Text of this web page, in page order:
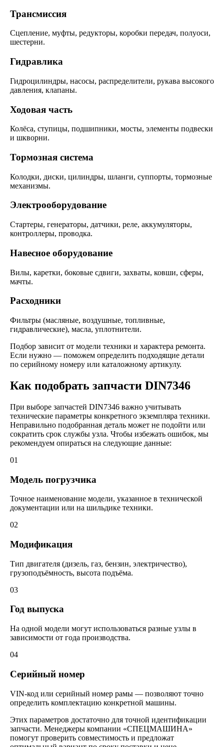
Трансмиссия
Сцепление, муфты, редукторы, коробки передач, полуоси,
шестерни.
Гидравлика
Гидроцилиндры, насосы, распределители, рукава высокого
давления, клапаны.
Ходовая часть
Колёса, ступицы, подшипники, мосты, элементы подвески
и шкворни.
Тормозная система
Колодки, диски, цилиндры, шланги, суппорты, тормозные
механизмы.
Электрооборудование
Стартеры, генераторы, датчики, реле, аккумуляторы,
контроллеры, проводка.
Навесное оборудование
Вилы, каретки, боковые сдвиги, захваты, ковши, сферы,
мачты.
Расходники
Фильтры (масляные, воздушные, топливные,
гидравлические), масла, уплотнители.
Подбор зависит от модели техники и характера ремонта.
Если нужно — поможем определить подходящие детали
по серийному номеру или каталожному артикулу.
Как подобрать запчасти DIN7346
При выборе запчастей DIN7346 важно учитывать
технические параметры конкретного экземпляра техники.
Неправильно подобранная деталь может не подойти или
сократить срок службы узла. Чтобы избежать ошибок, мы
рекомендуем опираться на следующие данные:
01
Модель погрузчика
Точное наименование модели, указанное в технической
документации или на шильдике техники.
02
Модификация
Тип двигателя (дизель, газ, бензин, электричество),
грузоподъёмность, высота подъёма.
03
Год выпуска
На одной модели могут использоваться разные узлы в
зависимости от года производства.
04
Серийный номер
VIN-код или серийный номер рамы — позволяют точно
определить комплектацию конкретной машины.
Этих параметров достаточно для точной идентификации
запчасти. Менеджеры компании «СПЕЦМАШИНА»
помогут проверить совместимость и предложат